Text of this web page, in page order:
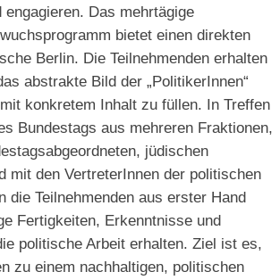
engagieren. Das mehrtägige
bietet einen direkten
Berlin. Die Teilnehmenden erhalten
abstrakte Bild der „PolitikerInnen“
konkretem Inhalt zu füllen. In Treffen
Bundestags aus mehreren Fraktionen,
jüdischen
mit den VertreterInnen der politischen
die Teilnehmenden aus erster Hand
Fertigkeiten, Erkenntnisse und
politische Arbeit erhalten. Ziel ist es,
zu einem nachhaltigen, politischen